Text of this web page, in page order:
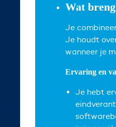
Wat
Je
Je houdt
wanneer je
Ervaring en
Je hebt